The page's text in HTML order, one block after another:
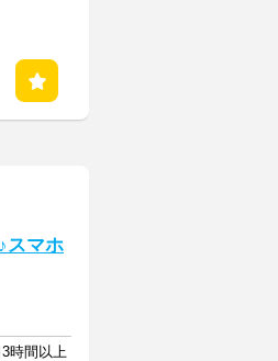
スマホ
時間以上